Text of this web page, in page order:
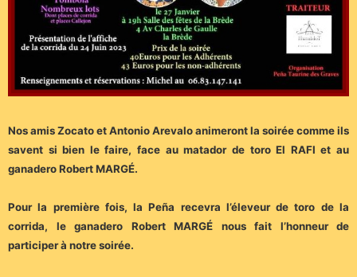
Nos amis Zocato et Antonio Arevalo animeront la soirée comme ils
savent si bien le faire, face au matador de toro El RAFI et au
ganadero Robert MARGÉ.
Pour la première fois, la Peña recevra l’éleveur de toro de la
corrida, le ganadero Robert MARGÉ nous fait l’honneur de
participer à notre soirée.